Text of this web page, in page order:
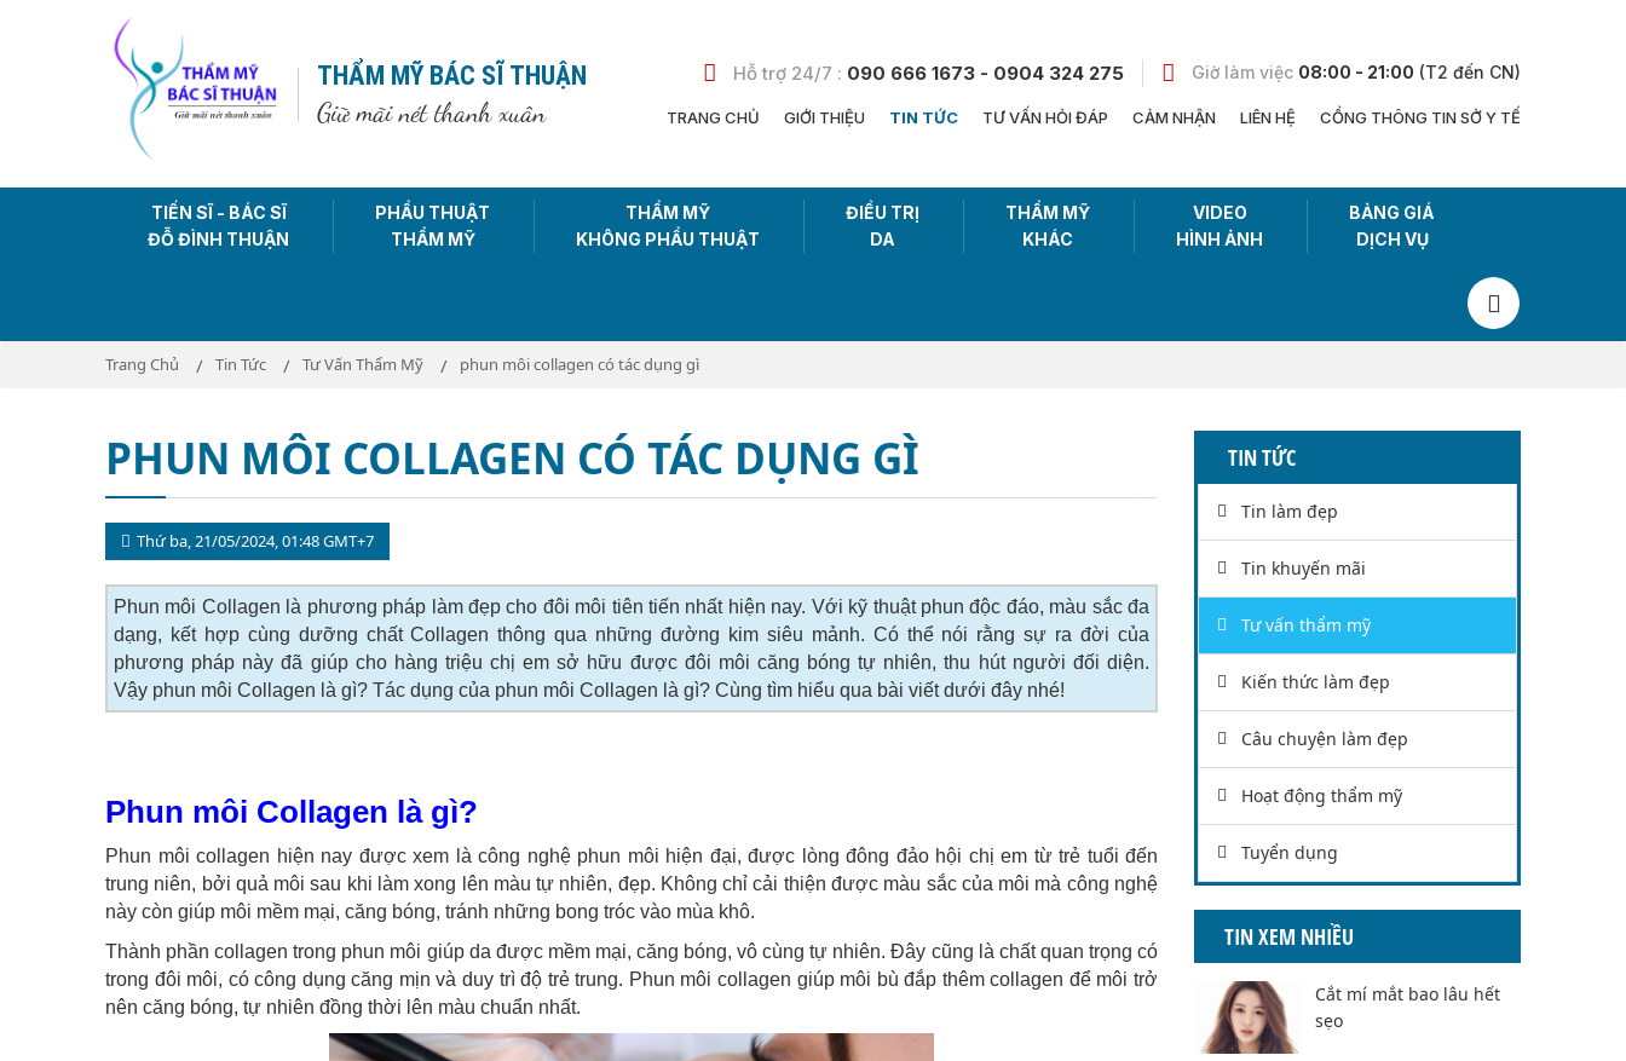
THẨM MỸ BÁC SĨ THUẬN
Giữ mãi nét thanh xuân
Hỗ trợ 24/7 : 090 666 1673 - 0904 324 275 Giờ làm việc 08:00 - 21:00 (T2 đến CN)
TRANG CHỦ GIỚI THIỆU TIN TỨC TƯ VẤN HỎI ĐÁP CẢM NHẬN LIÊN HỆ CỔNG THÔNG TIN SỞ Y TẾ
TIẾN SĨ - BÁC SĨ
ĐỖ ĐÌNH THUẬN
PHẨU THUẬT
THẨM MỸ
THẨM MỸ
KHÔNG PHẨU THUẬT
ĐIỀU TRỊ
DA
THẨM MỸ
KHÁC
VIDEO
HÌNH ẢNH
BẢNG GIÁ
DỊCH VỤ
Trang Chủ Tin Tức Tư Vấn Thẩm Mỹ phun môi collagen có tác dụng gì
PHUN MÔI COLLAGEN CÓ TÁC DỤNG GÌ
Thứ ba, 21/05/2024, 01:48 GMT+7
Phun môi Collagen là phương pháp làm đẹp cho đôi môi tiên tiến nhất hiện nay. Với kỹ thuật phun độc đáo, màu sắc đa
dạng, kết hợp cùng dưỡng chất Collagen thông qua những đường kim siêu mảnh. Có thể nói rằng sự ra đời của
phương pháp này đã giúp cho hàng triệu chị em sở hữu được đôi môi căng bóng tự nhiên, thu hút người đối diện.
Vậy phun môi Collagen là gì? Tác dụng của phun môi Collagen là gì? Cùng tìm hiểu qua bài viết dưới đây nhé!
Phun môi Collagen là gì?
Phun môi collagen hiện nay được xem là công nghệ phun môi hiện đại, được lòng đông đảo hội chị em từ trẻ tuổi đến
trung niên, bởi quả môi sau khi làm xong lên màu tự nhiên, đẹp. Không chỉ cải thiện được màu sắc của môi mà công nghệ
này còn giúp môi mềm mại, căng bóng, tránh những bong tróc vào mùa khô.
Thành phần collagen trong phun môi giúp da được mềm mại, căng bóng, vô cùng tự nhiên. Đây cũng là chất quan trọng có
trong đôi môi, có công dụng căng mịn và duy trì độ trẻ trung. Phun môi collagen giúp môi bù đắp thêm collagen để môi trở
nên căng bóng, tự nhiên đồng thời lên màu chuẩn nhất.
TIN TỨC
Tin làm đẹp
Tin khuyến mãi
Tư vấn thẩm mỹ
Kiến thức làm đẹp
Câu chuyện làm đẹp
Hoạt động thẩm mỹ
Tuyển dụng
TIN XEM NHIỀU
Cắt mí mắt bao lâu hết
sẹo